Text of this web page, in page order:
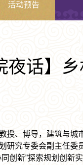
活动预告
夜话】
授、博导，建筑与
研究专委会副主任
创新”探索规划创